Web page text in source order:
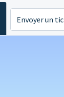
Envoyer un